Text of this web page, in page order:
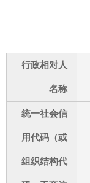
行政相对人
名称
统一社会信
用代码（或
组织结构代